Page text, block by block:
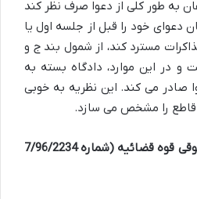
به طور کلی از دعوا صرف نظر کند
اگر خواهان دعوای خود را قبل از جلسه اول یا
مسترد کند، از شمول بند ج و
و در این موارد، دادگاه بسته به
صادر می کند. این نظریه به خوبی
قاطع را مشخص می سازد.
نظریه مشورتی اداره کل حقوقی قوه قضائیه (شماره 7/96/2234